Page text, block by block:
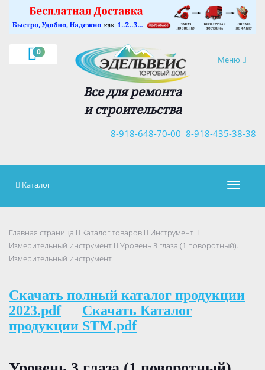
0
Навигация
Меню
Все для ремонта
и строительства
8-918-435-38-38
8-918-648-70-00
×
Каталог
Главная страница Каталог товаров
Инструмент
Измерительный инструмент
Уровень 3 глаза (1 поворотный).
Измерительный инструмент
Скачать полный каталог продукции
2023.pdf
Скачать Каталог
продукции STM.pdf